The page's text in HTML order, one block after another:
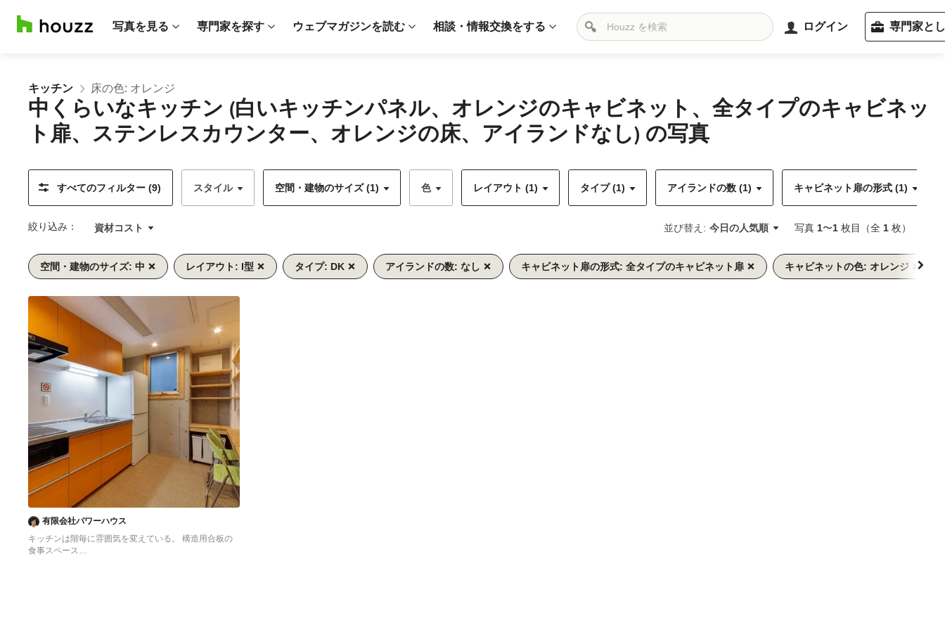
写真を見る 専門家を探す ウェブマガジンを読む 相談・情報交換をする ログイン 専門家と
キッチン 床の色: オレンジ
中くらいなキッチン (白いキッチンパネル、オレンジのキャビネット、全タイプのキャビネッ
ト扉、ステンレスカウンター、オレンジの床、アイランドなし) の写真
すべてのフィルター (9) スタイル 空間・建物のサイズ (1) 色 レイアウト (1) タイプ (1) アイランドの数 (1) キャビネット扉の形式 (1)
絞り込み： 資材コスト 並び替え: 今日の人気順 写真 1〜1 枚目（全 1 枚）
空間・建物のサイズ: 中 レイアウト: I型 タイプ: DK アイランドの数: なし キャビネット扉の形式: 全タイプのキャビネット扉
キャビネットの色: オレンジ
へ
へ
有限会社パワーハウス
キッチンは階毎に雰囲気を変えている。 構造用合板の
食事スペース